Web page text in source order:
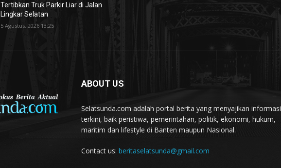
Tertibkan Truk Parkir Liar di Jalan
Lingkar Selatan
5 Agustus, 2026 13:25
ABOUT US
Selatsunda.com adalah portal berita yang menyajikan informasi
terkini, baik peristiwa, pemerintahan, politik, ekonomi, hukum,
maritim dan lifestyle di Banten maupun Nasional.
Contact us: beritaselatsunda@gmail.com